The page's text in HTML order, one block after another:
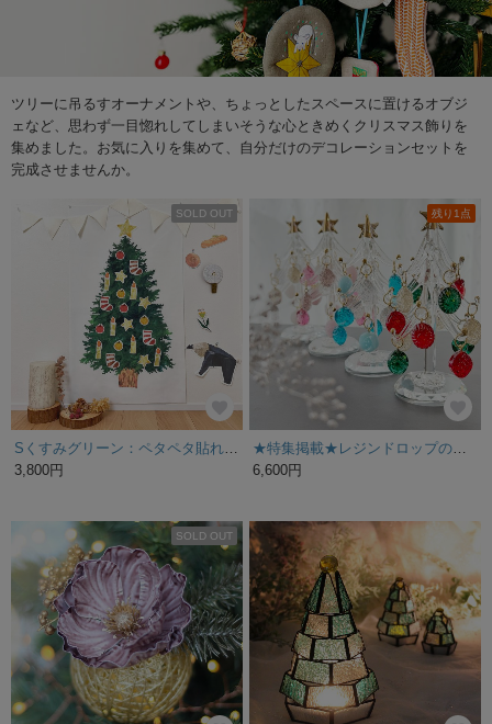
ツリーに吊るすオーナメントや、ちょっとしたスペースに置けるオブジ
ェなど、思わず一目惚れしてしまいそうな心ときめくクリスマス飾りを
集めました。お気に入りを集めて、自分だけのデコレーションセットを
完成させませんか。
SOLD OUT
3,800円
残り1点
6,600円
SOLD OUT